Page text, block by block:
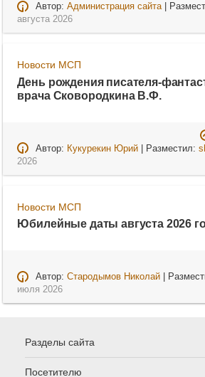
Автор: Администрация сайта|
августа 2026
Новости МСП
День рождения писателя-
врача Сковородкина В.Ф.
Автор: Кукурекин Юрий| Разместил:
2026
Новости МСП
Юбилейные даты августа 2026
Автор: Стародымов Николай|
июля 2026
Разделы сайта
Посетителю